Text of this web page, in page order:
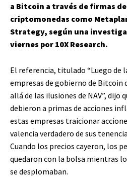
a Bitcoin a través de firmas
criptomonedas como
Strategy, según una
viernes por 10X Research.
El referencia, titulado “Luego de
empresas de gobierno de
allá de las ilusiones de NAV”, dijo
debieron a primas de acciones
estas empresas traicionar
valencia verdadero de sus
Cuando los precios cayeron, los
quedaron con la bolsa mientras
se desplomaban.